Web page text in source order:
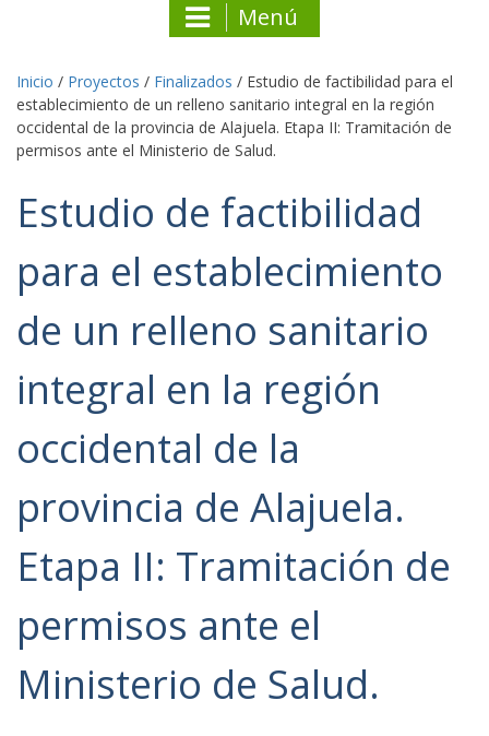
Menú
Inicio / Proyectos / Finalizados / Estudio de factibilidad para el
establecimiento de un relleno sanitario integral en la región
occidental de la provincia de Alajuela. Etapa II: Tramitación de
permisos ante el Ministerio de Salud.
Estudio de factibilidad
para el establecimiento
de un relleno sanitario
integral en la región
occidental de la
provincia de Alajuela.
Etapa II: Tramitación de
permisos ante el
Ministerio de Salud.